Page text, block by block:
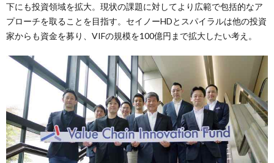
下にも投資領域を拡大。現状の課題に対してより広範で包括的なア
プローチを取ることを目指す。セイノーHDとスパイラルは他の投資
家からも資金を募り、VIFの規模を100億円まで拡大したい考え。